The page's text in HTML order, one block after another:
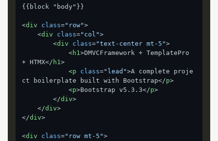
{{block "body"}}
<div class="row">
<div class="col">
<div class="text-center mt-5">
<h1>DMVCFramework + TemplatePro
+ HTMX</ h1>
<p class="lead">A complete proje
ct boilerplate built with Bootstrap</p>
<p>Bootstrap v5.3.3</p>
</div>
</div>
</div>
<div class="row mt-5">